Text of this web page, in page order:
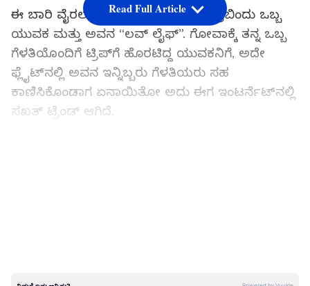
ಈ ಬಾರಿ ವೈರಲ್ ಆಗಿರುವ ಘಟನೆಯ ಕೇಂದ್ರಬಿಂದು ಒಬ್ಬ
ಯುವಕ ಮತ್ತು ಅವನ “ಲವ್ ಲೈಫ್”. ಗೋವಾಕ್ಕೆ ತನ್ನ ಒಬ್ಬ
ಗೆಳತಿಯೊಂದಿಗೆ ಟ್ರಿಪ್‌ಗೆ ಹೊರಟಿದ್ದ ಯುವಕನಿಗೆ, ಅದೇ
ಫ್ಲೈಟ್‌ನಲ್ಲಿ ಅವನ ಇನ್ನಿಬ್ಬರು ಗೆಳತಿಯರು ಸಹ
ಕಾಣಿಸಿಕೊಂಡಾಗ ಏನಾಯಿತೋ ಅದು ಈಗ ಇಂಟರ್ನೆಟ್‌ನಲ್ಲಿ
ಸಖತ್ ಟ್ರೆಂಡ್ ಆಗಿದೆ.
Read Full Article